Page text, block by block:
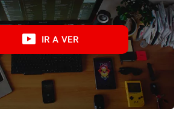
IR A VER